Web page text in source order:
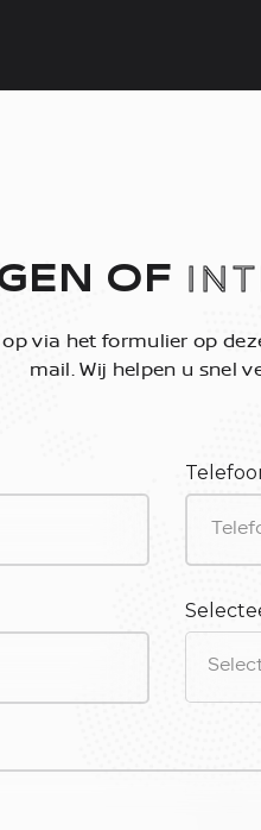
OF
via het formulier op
mail. Wij helpen u snel